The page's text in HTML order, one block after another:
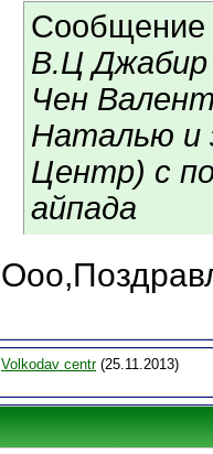
Сообщение
В.Ц Джабир
Чен
Наталью и
Центр) с
айпада
Volkodav centr(25.11.2013)